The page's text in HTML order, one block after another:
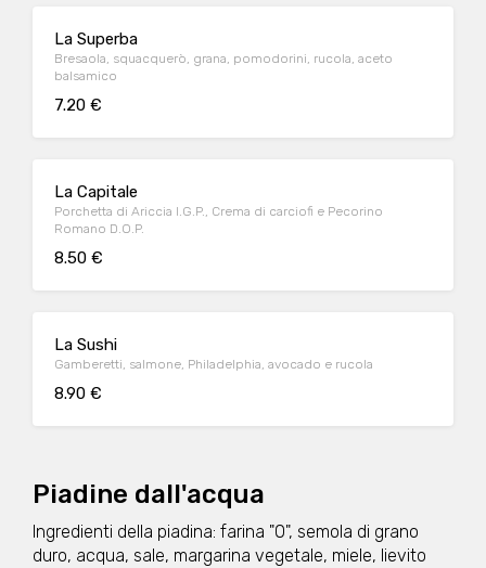
La Superba
Bresaola, squacquerò, grana, pomodorini, rucola, aceto
balsamico
7.20 €
La Capitale
Porchetta di Ariccia I.G.P., Crema di carciofi e Pecorino
Romano D.O.P.
8.50 €
La Sushi
Gamberetti, salmone, Philadelphia, avocado e rucola
8.90 €
Piadine dall'acqua
Ingredienti della piadina: farina "0", semola di grano
duro, acqua, sale, margarina vegetale, miele, lievito